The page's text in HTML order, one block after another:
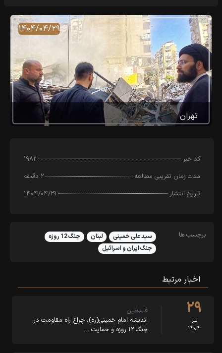
۱۴۰۴/۰۴/۲۹
تهران
کد خبر
۱۹۸۲
مدت زمان تقریبی مطالعه
۲ دقیقه
تاریخ انتشار
۱۴۰۴/۰۴/۲۹
برچسب ها سید علی خمینی لبنان
جنگ 12 روزه
جنگ ایران و اسرائیل
اخبار مرتبط
۲۹
تیر
۱۴۰۴
فلسطین
اندیشه امام خمینی(ره)، چراغ راه مقاومت در
جنگ ۱۲ روزه و حمایت …